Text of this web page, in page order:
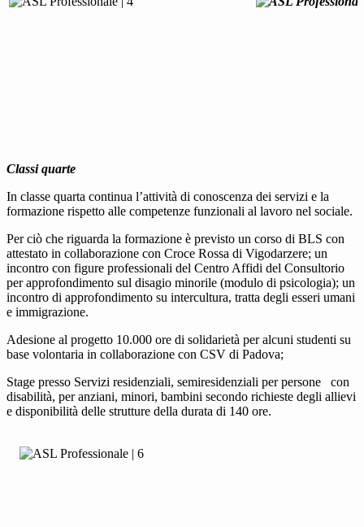
Classi quarte
In classe quarta continua l’attività di conoscenza dei servizi e la
formazione rispetto alle competenze funzionali al lavoro nel sociale.
Per ciò che riguarda la formazione è previsto un corso di BLS con
attestato in collaborazione con Croce Rossa di Vigodarzere; un
incontro con figure professionali del Centro Affidi del Consultorio
per approfondimento sul disagio minorile (modulo di psicologia); un
incontro di approfondimento su intercultura, tratta degli esseri umani
e immigrazione.
Adesione al progetto 10.000 ore di solidarietà per alcuni studenti su
base volontaria in collaborazione con CSV di Padova;
Stage presso Servizi residenziali, semiresidenziali per persone con
disabilità, per anziani, minori, bambini secondo richieste degli allievi
e disponibilità delle strutture della durata di 140 ore.